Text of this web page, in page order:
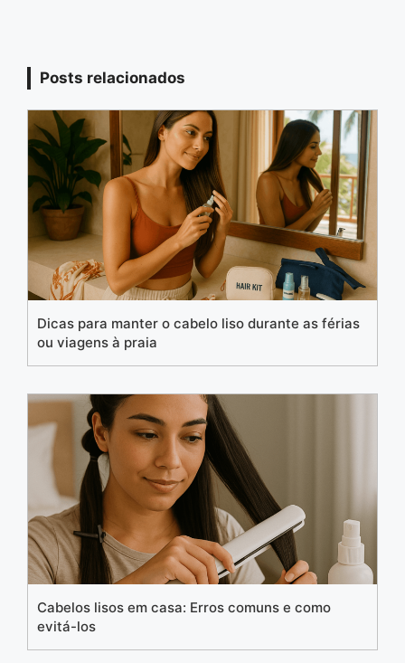
Posts relacionados
Dicas para manter o cabelo liso durante as férias
ou viagens à praia
Cabelos lisos em casa: Erros comuns e como
evitá-los